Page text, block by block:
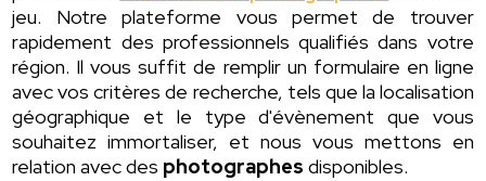
jeu. Notre plateforme vous permet de trouver
rapidement des professionnels qualifiés dans votre
région. Il vous suffit de remplir un formulaire en ligne
avec vos critères de recherche, tels que la localisation
géographique et le type d'évènement que vous
souhaitez immortaliser, et nous vous mettons en
relation avec des photographes disponibles.